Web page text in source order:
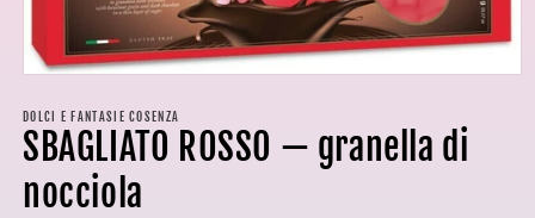
multimediali
1
in
modale
DOLCI E FANTASIE COSENZA
SBAGLIATO ROSSO — granella di
nocciola